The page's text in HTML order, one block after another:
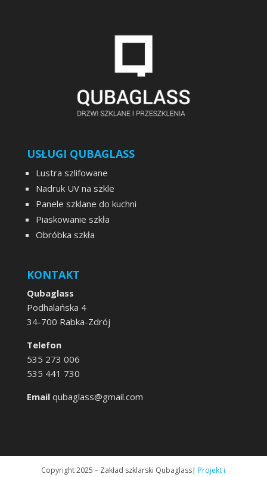
USŁUGI QUBAGLASS
Lustra szlifowane
Nadruk UV na szkle
Panele szklane do kuchni
Piaskowanie szkła
Obróbka szkła
KONTAKT
Qubaglass
Podhalańska 4
34-700 Rabka-Zdrój
Telefon
535 273 006
535 441 730
Email qubaglass@gmail.com
Copyright 2025 – Zakład szklarski Qubaglass|Projekt i